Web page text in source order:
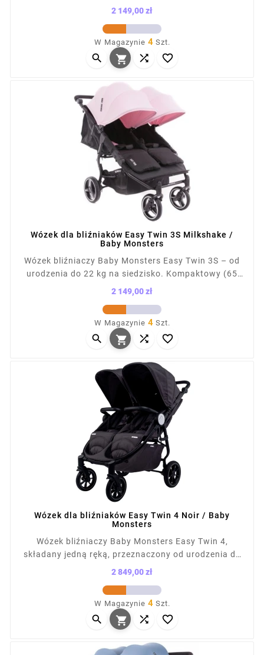
cm szer.), łatwy do prowadzenia, mieści się w
drzwiach i windach. Składany na płasko, z kołami
terenowymi i amortyzacją. Kompatybilny z fotelikami
(ponad 12 konfiguracji). Waga z siedziskiem: 13,1 kg,
po złożeniu: 87×65×28 cm.
2 149,00 zł
W Magazynie 4Szt.
   
Wózek dla bliźniaków Easy Twin 3S Milkshake /
Baby Monsters
Wózek bliźniaczy Baby Monsters Easy Twin 3S – od
urodzenia do 22 kg na siedzisko. Kompaktowy (65
cm szer.), łatwy do prowadzenia, mieści się w
drzwiach i windach. Składany na płasko, z kołami
terenowymi i amortyzacją. Kompatybilny z fotelikami
(ponad 12 konfiguracji). Waga z siedziskiem: 13,1 kg,
po złożeniu: 87×65×28 cm.
2 149,00 zł
W Magazynie 4Szt.
   
Wózek dla bliźniaków Easy Twin 4 Noir / Baby
Monsters
Wózek bliźniaczy Baby Monsters Easy Twin 4,
składany jedną ręką, przeznaczony od urodzenia do
22 kg na siedzisko. Posiada płaskie rozkładanie,
amortyzację 4 kół, koła z mikro powietrzem, duży
kosz (5 kg), pokrowiec przeciwdeszczowy. Wymiary
po złożeniu: 64×67×22 cm.
2 849,00 zł
W Magazynie 4Szt.
   